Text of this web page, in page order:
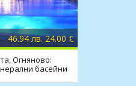
46.94 лв. 24.00 €
Огняново:
басейни